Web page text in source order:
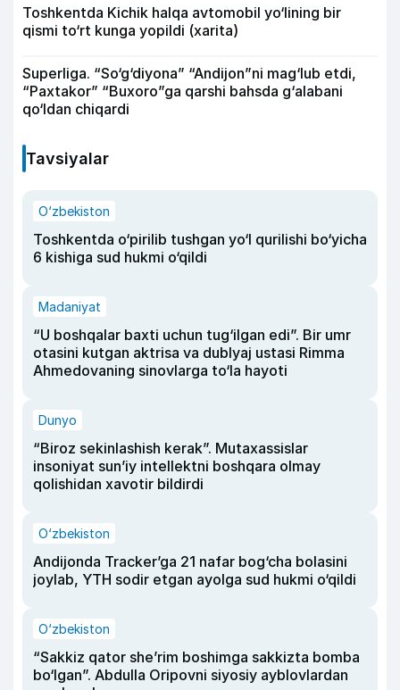
Toshkentda Kichik halqa avtomobil yo‘lining bir
qismi to‘rt kunga yopildi (xarita)
Superliga. “So‘g‘diyona” “Andijon”ni mag‘lub etdi,
“Paxtakor” “Buxoro”ga qarshi bahsda g‘alabani
qo‘ldan chiqardi
Tavsiyalar
O‘zbekiston
Toshkentda o‘pirilib tushgan yo‘l qurilishi bo‘yicha
6 kishiga sud hukmi o‘qildi
Madaniyat
“U boshqalar baxti uchun tug‘ilgan edi”. Bir umr
otasini kutgan aktrisa va dublyaj ustasi Rimma
Ahmedovaning sinovlarga to‘la hayoti
Dunyo
“Biroz sekinlashish kerak”. Mutaxassislar
insoniyat sun’iy intellektni boshqara olmay
qolishidan xavotir bildirdi
O‘zbekiston
Andijonda Tracker’ga 21 nafar bog‘cha bolasini
joylab, YTH sodir etgan ayolga sud hukmi o‘qildi
O‘zbekiston
“Sakkiz qator she’rim boshimga sakkizta bomba
bo‘lgan”. Abdulla Oripovni siyosiy ayblovlardan